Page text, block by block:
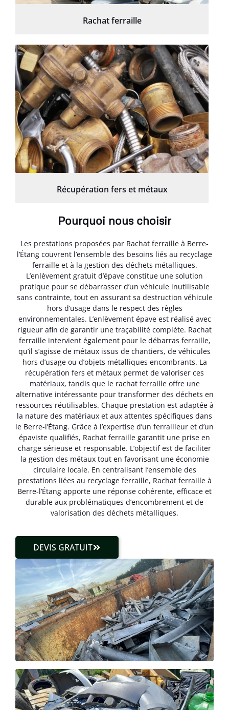
Rachat ferraille
Récupération fers et métaux
Pourquoi nous choisir
Les prestations proposées par Rachat ferraille à Berre-
l’Étang couvrent l’ensemble des besoins liés au recyclage
ferraille et à la gestion des déchets métalliques.
L’enlèvement gratuit d’épave constitue une solution
pratique pour se débarrasser d’un véhicule inutilisable
sans contrainte, tout en assurant sa destruction véhicule
hors d’usage dans le respect des règles
environnementales. L’enlèvement épave est réalisé avec
rigueur afin de garantir une traçabilité complète. Rachat
ferraille intervient également pour le débarras ferraille,
qu’il s’agisse de métaux issus de chantiers, de véhicules
hors d’usage ou d’objets métalliques encombrants. La
récupération fers et métaux permet de valoriser ces
matériaux, tandis que le rachat ferraille offre une
alternative intéressante pour transformer des déchets en
ressources réutilisables. Chaque prestation est adaptée à
la nature des matériaux et aux attentes spécifiques dans
le Berre-l’Étang. Grâce à l’expertise d’un ferrailleur et d’un
épaviste qualifiés, Rachat ferraille garantit une prise en
charge sérieuse et responsable. L’objectif est de faciliter
la gestion des métaux tout en favorisant une économie
circulaire locale. En centralisant l’ensemble des
prestations liées au recyclage ferraille, Rachat ferraille à
Berre-l’Étang apporte une réponse cohérente, efficace et
durable aux problématiques d’encombrement et de
valorisation des déchets métalliques.
DEVIS GRATUIT